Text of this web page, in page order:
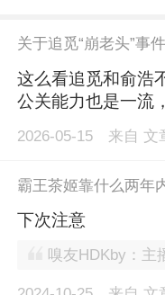
关于追觅“崩老头”事
这么看追觅和俞浩
公关能力也是一流
2026-05-15 来自 文
霸王茶姬靠什么两年
下次注意
嗅友HDKby：主